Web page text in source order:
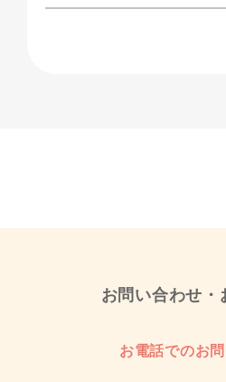
お問い合わせ・
お電話でのお